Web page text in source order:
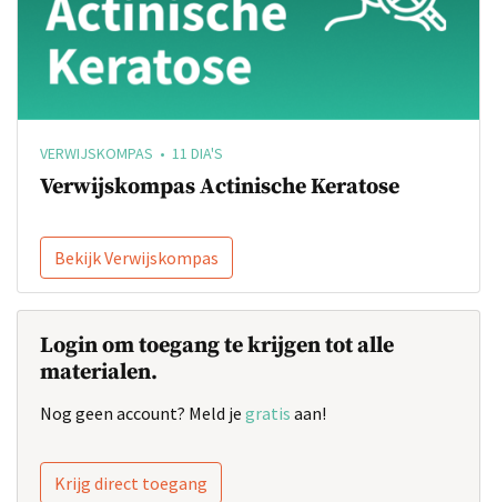
VERWIJSKOMPAS • 11 DIA'S
Verwijskompas Actinische Keratose
Bekijk Verwijskompas
Login om toegang te krijgen tot alle
materialen.
Nog geen account? Meld je gratis aan!
Krijg direct toegang